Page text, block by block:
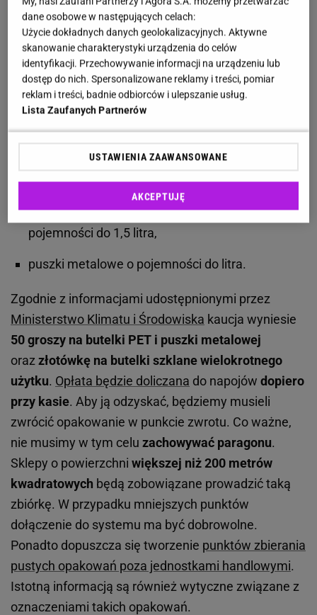
przepisówprzesunięto jednak na
2025 roku, ponieważ samorządy i przedsiębiorcy
potrzebowali więcej czasu na przygotowanie
infrastruktury oraz regulacji prawnych.
Przypomnijmy, że system obejmie następujące
opakowania na napoje:
jednorazowe butelki PET o pojemności do trzech
litrów,
butelki szklane wielokrotnego użytku o
pojemności do 1,5 litra,
puszki metalowe o pojemności do litra.
Zgodnie z informacjami udostępnionymi przez
Ministerstwo Klimatu i Środowiska kaucja wyniesie
50 groszy na butelki PET i puszki metalowej
orazzłotówkę na butelki szklane wielokrotnego
użytku. Opłata będzie doliczana do napojów dopiero
przy kasie. Aby ją odzyskać, będziemy musieli
zwrócić opakowanie w punkcie zwrotu. Co ważne,
nie musimy w tym celu zachowywać paragonu.
Sklepy o powierzchni większej niż 200 metrów
kwadratowych będą zobowiązane prowadzić taką
zbiórkę. W przypadku mniejszych punktów
dołączenie do systemu ma być dobrowolne.
Ponadto dopuszcza się tworzenie punktów zbierania
pustych opakowań poza jednostkami handlowymi.
Istotną informacją są również wytyczne związane z
oznaczeniami takich opakowań.
dane osobowe w następujących celach:
Użycie dokładnych danych geolokalizacyjnych. Aktywne
skanowanie charakterystyki urządzenia do celów
identyfikacji. Przechowywanie informacji na urządzeniu lub
dostęp do nich. Spersonalizowane reklamy i treści, pomiar
reklam i treści, badnie odbiorców i ulepszanie usług.
Lista Zaufanych Partnerów
USTAWIENIA ZAAWANSOWANE
AKCEPTUJĘ